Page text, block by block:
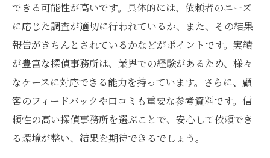
できる可能性が高いです。具体的には、依頼者のニーズ
に応じた調査が適切に行われているか、また、その結果
報告がきちんとされているかなどがポイントです。実績
が豊富な探偵事務所は、業界での経験があるため、様々
なケースに対応できる能力を持っています。さらに、顧
客のフィードバックや口コミも重要な参考資料です。信
頼性の高い探偵事務所を選ぶことで、安心して依頼でき
る環境が整い、結果を期待できるでしょう。